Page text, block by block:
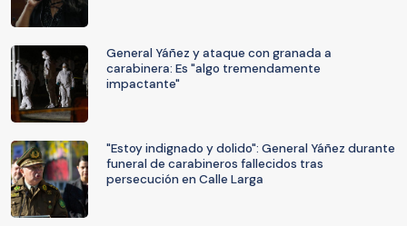
General Yáñez y ataque con granada a
carabinera: Es "algo tremendamente
impactante"
"Estoy indignado y dolido": General Yáñez durante
funeral de carabineros fallecidos tras
persecución en Calle Larga